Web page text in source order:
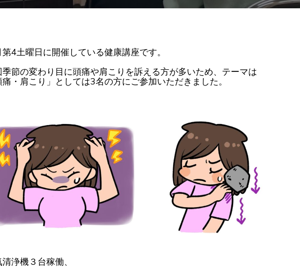
講
第4土曜日に開催している健康講座です。
季節の変わり目に頭痛や肩こりを訴える方が多いため、テーマは
痛・肩こり」としては3名の方にご参加いただきました。
浄機３台稼働、